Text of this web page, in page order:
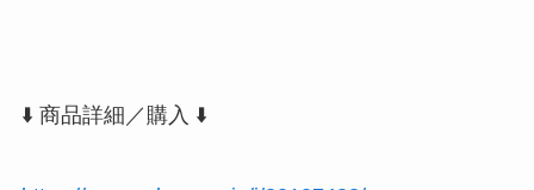
⬇️ 商品詳細／購入 ⬇️